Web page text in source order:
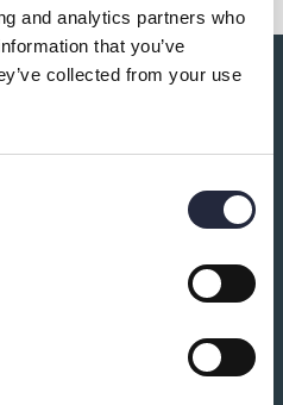
and analytics partners who
that you’ve
collected from your use
intresserad av: